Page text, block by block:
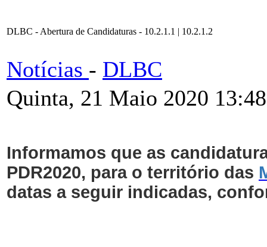
DLBC - Abertura de Candidaturas - 10.2.1.1 | 10.2.1.2
Notícias - DLBC
Quinta, 21 Maio 2020 13:48
Informamos que as
PDR2020, para o território das
datas a seguir indicadas,